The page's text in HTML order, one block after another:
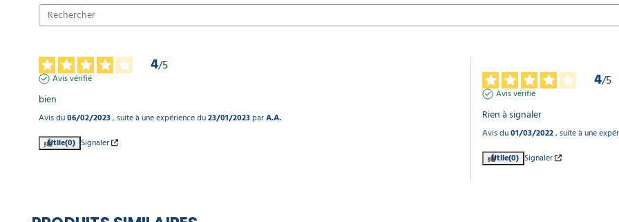
4/5
Avis vérifié
bien
Avis du06/02/2023, suite à une expérience du23/01/2023parA.A.
Utile(0) Signaler
4/5
Avis vérifié
Rien à signaler
Avis du01/03/2022, suite à une
Utile(0) Signaler